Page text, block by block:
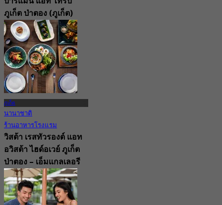
ภูเก็ต ป่าตอง (ภูเก็ต)
New
5.0
จาก฿ 599
ภูเก็ต
นานาชาติ
ร้านอาหารโรงแรม
วิสต้า เรสทัวรองต์ แอท
อวิสต้า ไฮด์อเวย์ ภูเก็ต
ป่าตอง – เอ็มแกลเลอรี
(ภูเก็ต)
New
จาก฿ 750